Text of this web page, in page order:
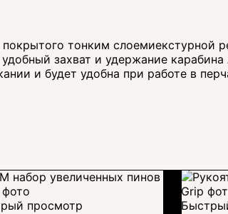
тонким слоемиекстурной
захват и удержание карабина
и будет удобна при работе в
просмотр